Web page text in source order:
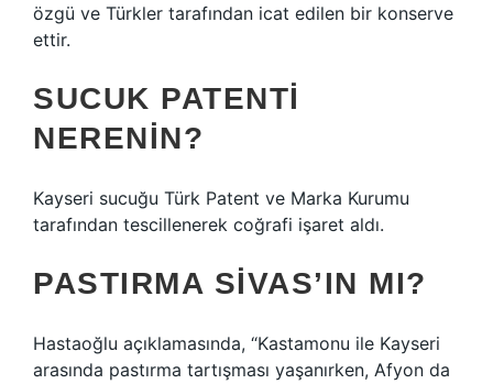
özgü ve Türkler tarafından icat edilen bir konserve
ettir.
SUCUK PATENTI
NERENIN?
Kayseri sucuğu Türk Patent ve Marka Kurumu
tarafından tescillenerek coğrafi işaret aldı.
PASTIRMA SIVAS’IN MI?
Hastaoğlu açıklamasında, “Kastamonu ile Kayseri
arasında pastırma tartışması yaşanırken, Afyon da